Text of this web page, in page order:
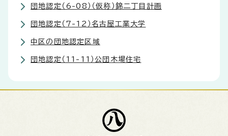
団地認定（6-08）（仮称）錦二丁目計画
団地認定（7-12）名古屋工業大学
中区の団地認定区域
団地認定（11-11）公団木場住宅